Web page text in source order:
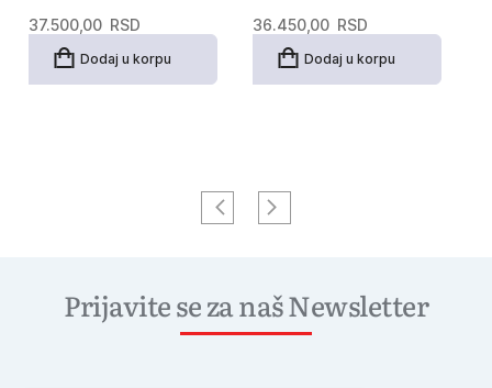
37.500,00 RSD
Dodaj u korpu
36.450,00 RSD
Dodaj u korpu
Prijavite se za naš Newsletter